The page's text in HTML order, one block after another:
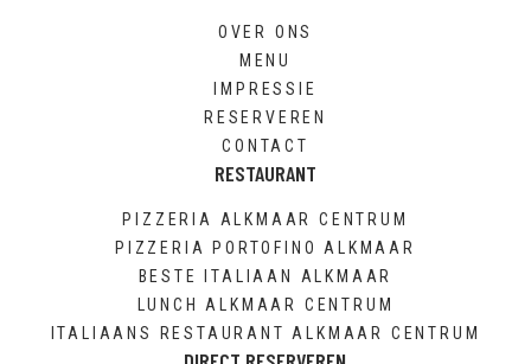
OVER ONS
MENU
IMPRESSIE
RESERVEREN
CONTACT
RESTAURANT
PIZZERIA ALKMAAR CENTRUM
PIZZERIA PORTOFINO ALKMAAR
BESTE ITALIAAN ALKMAAR
LUNCH ALKMAAR CENTRUM
ITALIAANS RESTAURANT ALKMAAR CENTRUM